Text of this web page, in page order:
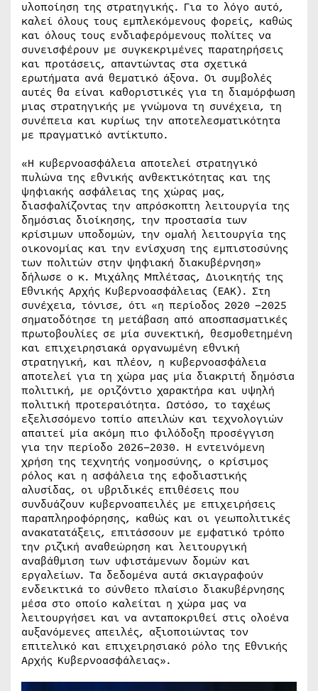
υλοποίηση της στρατηγικής. Για το λόγο αυτό,
καλεί όλους τους εμπλεκόμενους φορείς, καθώς
και όλους τους ενδιαφερόμενους πολίτες να
συνεισφέρουν με συγκεκριμένες παρατηρήσεις
και προτάσεις, απαντώντας στα σχετικά
ερωτήματα ανά θεματικό άξονα. Οι συμβολές
αυτές θα είναι καθοριστικές για τη διαμόρφωση
μιας στρατηγικής με γνώμονα τη συνέχεια, τη
συνέπεια και κυρίως την αποτελεσματικότητα
με πραγματικό αντίκτυπο.
«Η κυβερνοασφάλεια αποτελεί στρατηγικό
πυλώνα της εθνικής ανθεκτικότητας και της
ψηφιακής ασφάλειας της χώρας μας,
διασφαλίζοντας την απρόσκοπτη λειτουργία της
δημόσιας διοίκησης, την προστασία των
κρίσιμων υποδομών, την ομαλή λειτουργία της
οικονομίας και την ενίσχυση της εμπιστοσύνης
των πολιτών στην ψηφιακή διακυβέρνηση»
δήλωσε ο κ. Μιχάλης Μπλέτσας, Διοικητής της
Εθνικής Αρχής Κυβερνοασφάλειας (ΕΑΚ). Στη
συνέχεια, τόνισε, ότι «η περίοδος 2020 –2025
σηματοδότησε τη μετάβαση από αποσπασματικές
πρωτοβουλίες σε μία συνεκτική, θεσμοθετημένη
και επιχειρησιακά οργανωμένη εθνική
στρατηγική, και πλέον, η κυβερνοασφάλεια
αποτελεί για τη χώρα μας μία διακριτή δημόσια
πολιτική, με οριζόντιο χαρακτήρα και υψηλή
πολιτική προτεραιότητα. Ωστόσο, το ταχέως
εξελισσόμενο τοπίο απειλών και τεχνολογιών
απαιτεί μία ακόμη πιο φιλόδοξη προσέγγιση
για την περίοδο 2026–2030. Η εντεινόμενη
χρήση της τεχνητής νοημοσύνης, ο κρίσιμος
ρόλος και η ασφάλεια της εφοδιαστικής
αλυσίδας, οι υβριδικές επιθέσεις που
συνδυάζουν κυβερνοαπειλές με επιχειρήσεις
παραπληροφόρησης, καθώς και οι γεωπολιτικές
ανακατατάξεις, επιτάσσουν με εμφατικό τρόπο
την ριζική αναθεώρηση και λειτουργική
αναβάθμιση των υφιστάμενων δομών και
εργαλείων. Τα δεδομένα αυτά σκιαγραφούν
ενδεικτικά το σύνθετο πλαίσιο διακυβέρνησης
μέσα στο οποίο καλείται η χώρα μας να
λειτουργήσει και να ανταποκριθεί στις ολοένα
αυξανόμενες απειλές, αξιοποιώντας τον
επιτελικό και επιχειρησιακό ρόλο της Εθνικής
Αρχής Κυβερνοασφάλειας».